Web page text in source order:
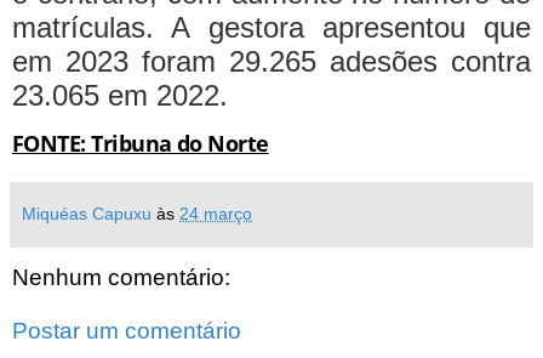
matrículas. A gestora apresentou que
em 2023 foram 29.265 adesões contra
23.065 em 2022.
FONTE: Tribuna do Norte
Miquéas Capuxu às 24 março
Nenhum comentário:
Postar um comentário